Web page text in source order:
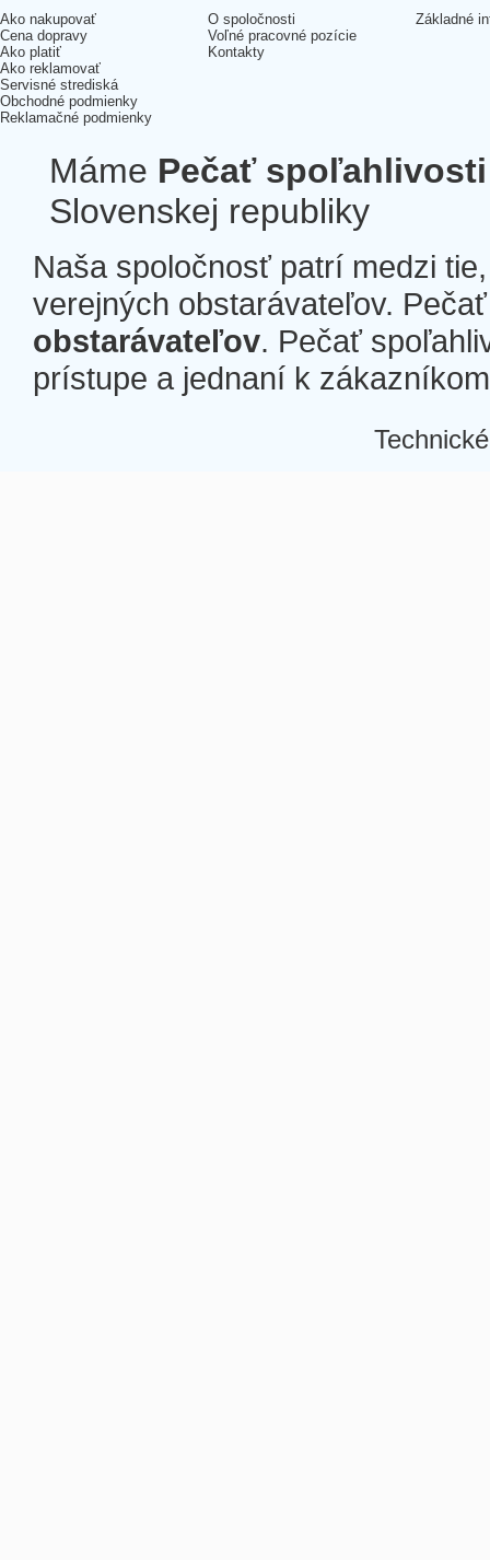
Ako nakupovať
Cena dopravy
Ako platiť
Ako reklamovať
Servisné strediská
Obchodné podmienky
Reklamačné podmienky
O spoločnosti
Voľné pracovné pozície
Kontakty
Základné
Máme Pečať spoľahlivosti
Slovenskej republiky
Naša spoločnosť patrí medzi
verejných obstarávateľov.
obstarávateľov. Pečať
prístupe a jednaní k